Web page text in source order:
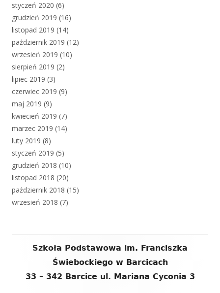
styczeń 2020 (6)
grudzień 2019 (16)
listopad 2019 (14)
październik 2019 (12)
wrzesień 2019 (10)
sierpień 2019 (2)
lipiec 2019 (3)
czerwiec 2019 (9)
maj 2019 (9)
kwiecień 2019 (7)
marzec 2019 (14)
luty 2019 (8)
styczeń 2019 (5)
grudzień 2018 (10)
listopad 2018 (20)
październik 2018 (15)
wrzesień 2018 (7)
Zawartość
Szkoła Podstawowa im. Franciszka
Świebockiego w Barcicach
33 – 342 Barcice ul. Mariana Cyconia 3